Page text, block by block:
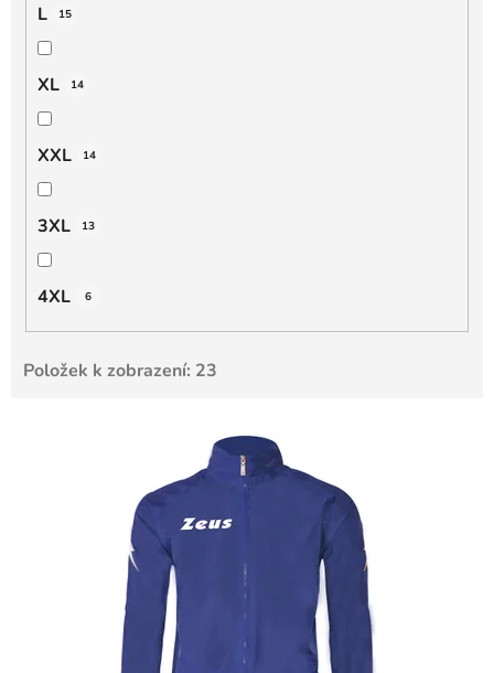
L 15
XL 14
XXL 14
3XL 13
4XL 6
Položek k zobrazení: 23